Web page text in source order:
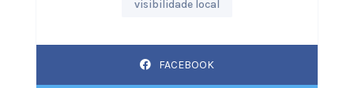
visibilidade local
FACEBOOK